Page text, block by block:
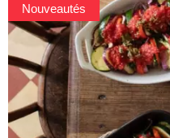
Nouveautés